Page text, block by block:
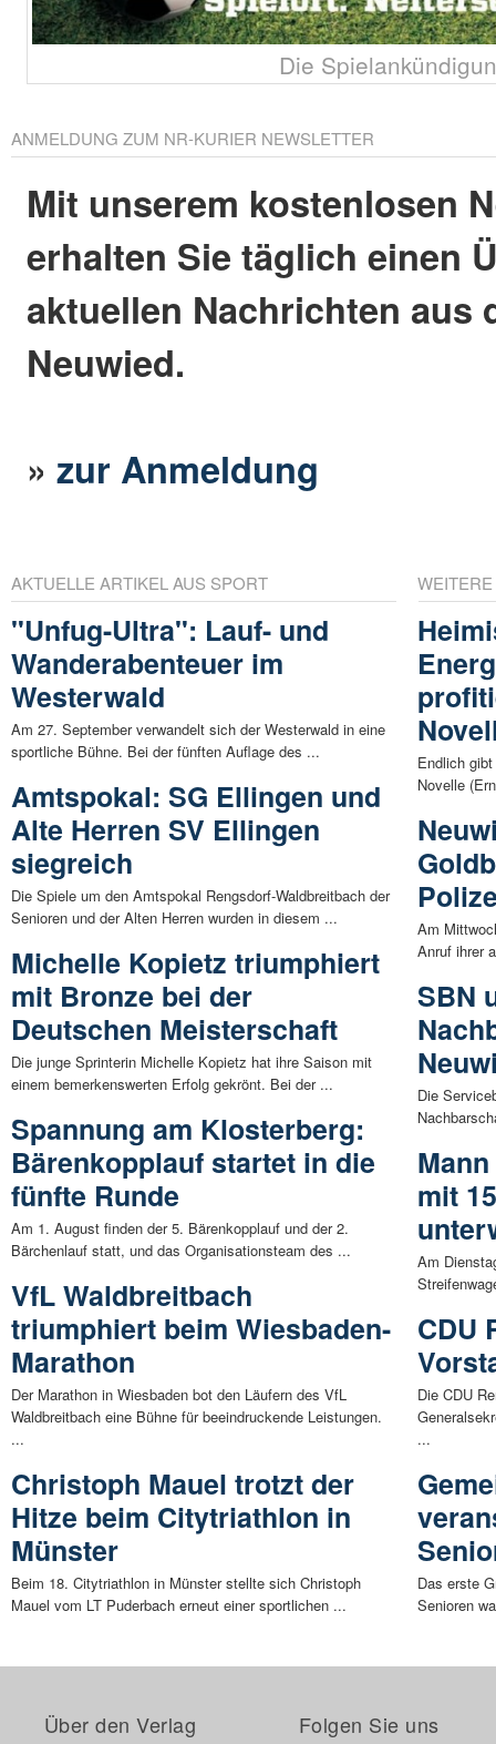
Die
ANMELDUNG ZUM NR-KURIER NEWSLETTER
Mit unserem kostenlosen
erhalten Sie täglich einen
aktuellen Nachrichten aus
Neuwied.
»zur Anmeldung
AKTUELLE ARTIKEL AUS SPORT
"Unfug-Ultra": Lauf- und
Wanderabenteuer im
Westerwald
Am 27. September verwandelt sich der Westerwald in eine
sportliche Bühne. Bei der fünften Auflage des ...
Amtspokal: SG Ellingen und
Alte Herren SV Ellingen
siegreich
Die Spiele um den Amtspokal Rengsdorf-Waldbreitbach der
Senioren und der Alten Herren wurden in diesem ...
Michelle Kopietz triumphiert
mit Bronze bei der
Deutschen Meisterschaft
Die junge Sprinterin Michelle Kopietz hat ihre Saison mit
einem bemerkenswerten Erfolg gekrönt. Bei der ...
Spannung am Klosterberg:
Bärenkopplauf startet in die
fünfte Runde
Am 1. August finden der 5. Bärenkopplauf und der 2.
Bärchenlauf statt, und das Organisationsteam des ...
VfL Waldbreitbach
triumphiert beim Wiesbaden-
Marathon
Der Marathon in Wiesbaden bot den Läufern des VfL
Waldbreitbach eine Bühne für beeindruckende Leistungen.
...
Christoph Mauel trotzt der
Hitze beim Citytriathlon in
Münster
Beim 18. Citytriathlon in Münster stellte sich Christoph
Mauel vom LT Puderbach erneut einer sportlichen ...
Endlich
Novelle
Am
Anruf ihrer
SBN
Die
mit
Am
CDU
Die CDU
...
Das erste
Senioren
Über den Verlag Folgen Sie uns